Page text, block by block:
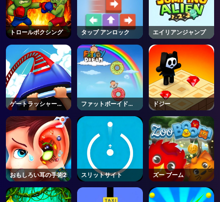
トロールボクシング タップ アンロック エイリアンジャンプ
ゲートラッシャーオ
ンライン
ファットボーイドリ
ーム
ドジー
おもしろい耳の手術2 スリットサイト ズー ブーム